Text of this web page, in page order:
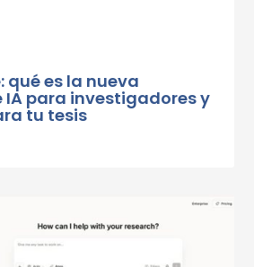
qué es la nueva
para investigadores y
tu tesis